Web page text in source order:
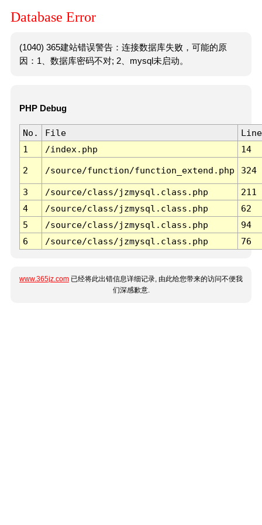
Database Error
(1040) 365建站错误警告：连接数据库失败，可能的原
因：1、数据库密码不对; 2、mysql未启动。
PHP Debug
No. File
Line
1
/index.php 14
2 /source/function/function_extend.php 324
3 /source/class/jzmysql.class.php
211
4
/source/class/jzmysql.class.php
62
5
/source/class/jzmysql.class.php
94
6
/source/class/jzmysql.class.php 76
www.365jz.com 已经将此出错信息详细记录, 由此给您带来的访问不便我
们深感歉意.